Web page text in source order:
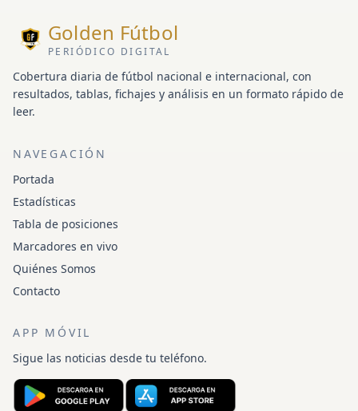
Golden Fútbol
PERIÓDICO DIGITAL
Cobertura diaria de fútbol nacional e internacional, con
resultados, tablas, fichajes y análisis en un formato rápido de
leer.
NAVEGACIÓN
Portada
Estadísticas
Tabla de posiciones
Marcadores en vivo
Quiénes Somos
Contacto
APP MÓVIL
Sigue las noticias desde tu teléfono.